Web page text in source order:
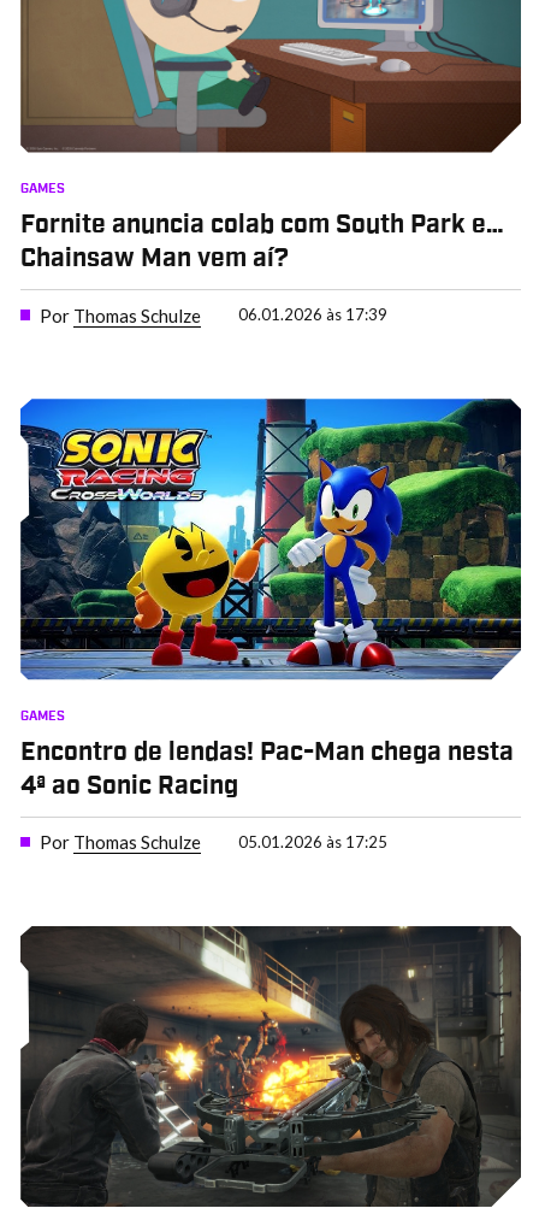
GAMES
Fornite anuncia colab com South Park e…
Chainsaw Man vem aí?
Por Thomas Schulze 06.01.2026 às 17:39
GAMES
Encontro de lendas! Pac-Man chega nesta
4ª ao Sonic Racing
Por Thomas Schulze 05.01.2026 às 17:25